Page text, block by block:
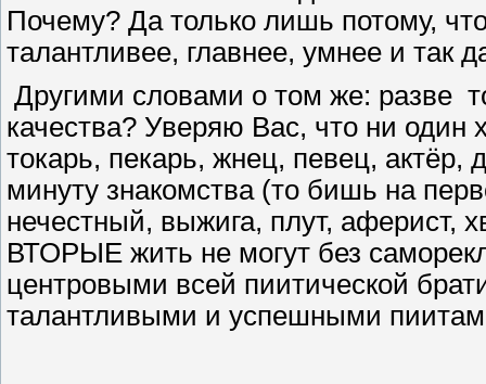
Почему? Да только лишь потому,
талантливее, главнее, умнее и так
Другими словами о том же: разве
качества? Уверяю Вас, что ни
токарь, пекарь, жнец, певец,
минуту знакомства (то бишь на
нечестный, выжига, плут, аферист,
ВТОРЫЕ жить не могут без
центровыми всей пиитической
талантливыми и успешными